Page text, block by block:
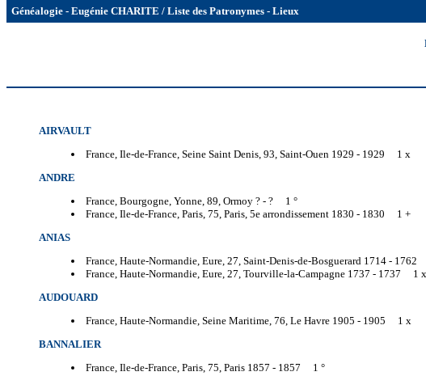
Généalogie - Eugénie CHARITE / Liste des Patronymes - Lieux
AIRVAULT
France, Ile-de-France, Seine Saint Denis, 93, Saint-Ouen 1929 - 1929 1 x
ANDRE
France, Bourgogne, Yonne, 89, Ormoy ? - ? 1 °
France, Ile-de-France, Paris, 75, Paris, 5e arrondissement 1830 - 1830 1 +
ANIAS
France, Haute-Normandie, Eure, 27, Saint-Denis-de-Bosguerard 1714 -
France, Haute-Normandie, Eure, 27, Tourville-la-Campagne 1737 - 1737 1 x
AUDOUARD
France, Haute-Normandie, Seine Maritime, 76, Le Havre 1905 - 1905 1 x
BANNALIER
France, Ile-de-France, Paris, 75, Paris 1857 - 1857 1 °